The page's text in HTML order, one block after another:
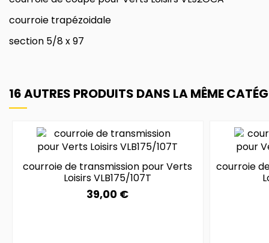
courroie trapézoidale
section 5/8 x 97
16 AUTRES PRODUITS DANS LA MÊME
courroie de transmission pour Verts
Loisirs VLB175/107T
39,00 €
courroie